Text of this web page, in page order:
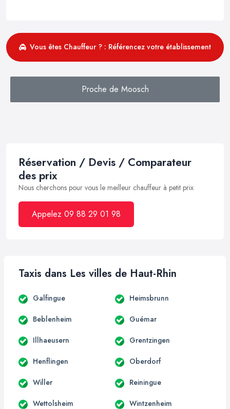
Vous êtes Chauffeur ? : Référencez votre établissement
Proche de Moosch
Réservation / Devis / Comparateur
des prix
Nous cherchons pour vous le meilleur chauffeur à petit prix
Appelez 09 88 29 01 98
Taxis dans Les villes de Haut-Rhin
Galfingue Heimsbrunn
Beblenheim Guémar
Illhaeusern Grentzingen
Henflingen Oberdorf
Willer Reiningue
Wettolsheim Wintzenheim